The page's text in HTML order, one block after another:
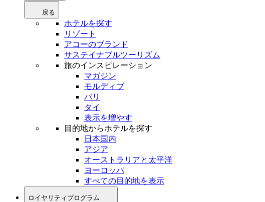
戻る
ホテルを探す
リゾート
アコーのブランド
サステイナブルツーリズム
旅のインスピレーション
マガジン
モルディブ
バリ
タイ
表示を増やす
目的地からホテルを探す
日本国内
アジア
オーストラリアと太平洋
ヨーロッパ
すべての目的地を表示
ロイヤリティプログラム